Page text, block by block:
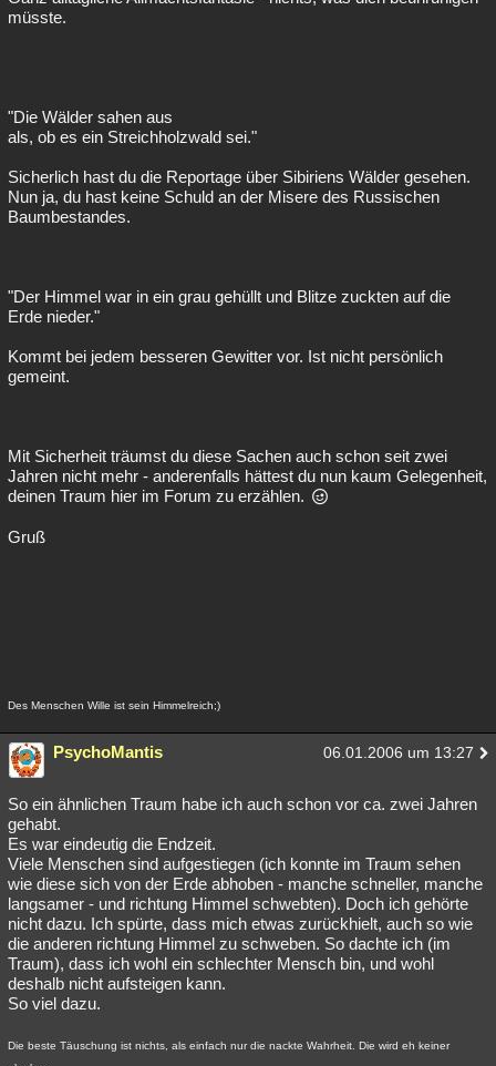
müsste.
"Die Wälder sahen aus
als, ob es ein Streichholzwald sei."
Sicherlich hast du die Reportage über Sibiriens Wälder gesehen.
Nun ja, du hast keine Schuld an der Misere des Russischen
Baumbestandes.
"Der Himmel war in ein grau gehüllt und Blitze zuckten auf die
Erde nieder."
Kommt bei jedem besseren Gewitter vor. Ist nicht persönlich
gemeint.
Mit Sicherheit träumst du diese Sachen auch schon seit zwei
Jahren nicht mehr - anderenfalls hättest du nun kaum Gelegenheit,
deinen Traum hier im Forum zu erzählen.
Gruß
Des Menschen Wille ist sein Himmelreich;)
PsychoMantis 06.01.2006 um 13:27
So ein ähnlichen Traum habe ich auch schon vor ca. zwei Jahren
gehabt.
Es war eindeutig die Endzeit.
Viele Menschen sind aufgestiegen (ich konnte im Traum sehen
wie diese sich von der Erde abhoben - manche schneller, manche
langsamer - und richtung Himmel schwebten). Doch ich gehörte
nicht dazu. Ich spürte, dass mich etwas zurückhielt, auch so wie
die anderen richtung Himmel zu schweben. So dachte ich (im
Traum), dass ich wohl ein schlechter Mensch bin, und wohl
deshalb nicht aufsteigen kann.
So viel dazu.
Die beste Täuschung ist nichts, als einfach nur die nackte Wahrheit. Die wird eh keiner